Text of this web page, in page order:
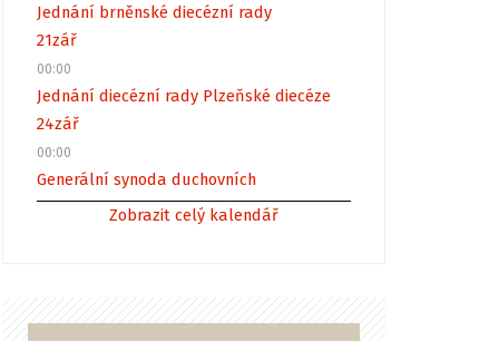
Jednání brněnské diecézní rady
21zář
00:00
Jednání diecézní rady Plzeňské diecéze
24zář
00:00
Generální synoda duchovních
Zobrazit celý kalendář